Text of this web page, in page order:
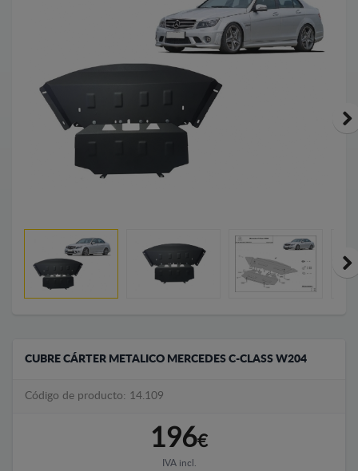
CUBRE CÁRTER METALICO MERCEDES C-CLASS W204
Código de producto: 14.109
196€
IVA incl.